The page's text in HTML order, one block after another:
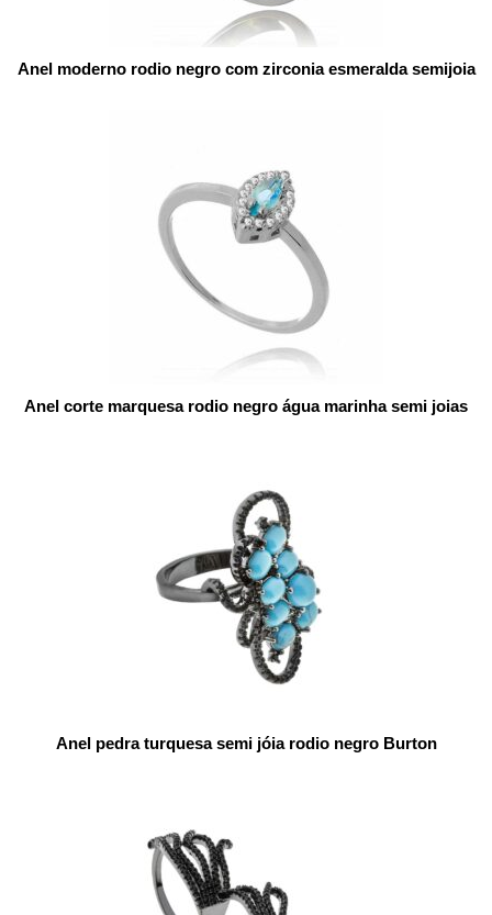
Anel moderno rodio negro com zirconia esmeralda semijoia
Anel corte marquesa rodio negro água marinha semi joias
Anel pedra turquesa semi jóia rodio negro Burton